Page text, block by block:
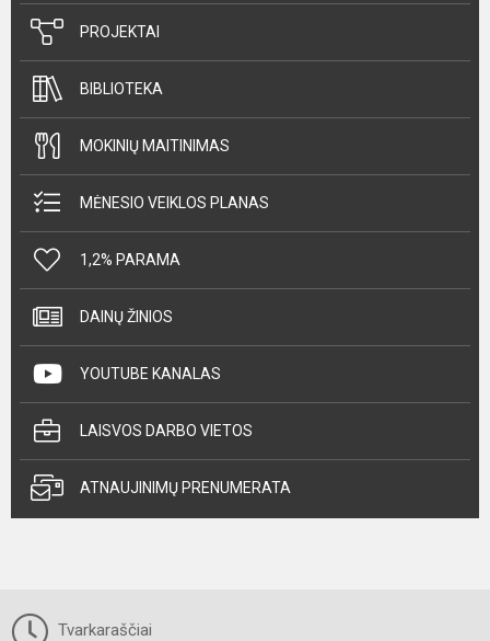
PROJEKTAI
BIBLIOTEKA
MOKINIŲ MAITINIMAS
MĖNESIO VEIKLOS PLANAS
1,2% PARAMA
DAINŲ ŽINIOS
YOUTUBE KANALAS
LAISVOS DARBO VIETOS
ATNAUJINIMŲ PRENUMERATA
Tvarkaraščiai